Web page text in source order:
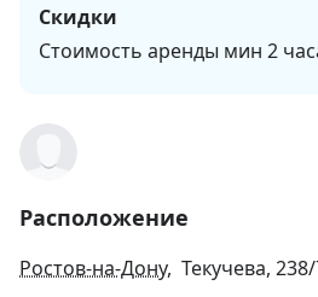
Скидки
Стоимость аренды мин 2
Расположение
Ростов-на-Дону, Текучева,